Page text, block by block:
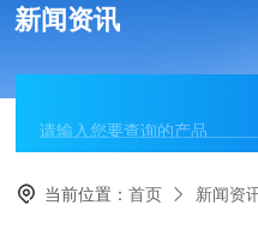
新闻资讯
当前位置：首页 新闻资